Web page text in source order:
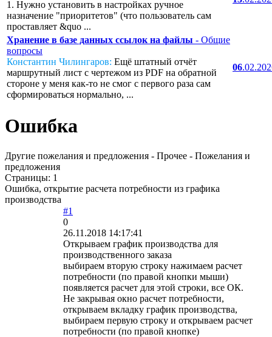
1. Нужно установить в настройках ручное
назначение "приоритетов" (что пользователь сам
проставляет &quo ...
Хранение в базе данных ссылок на файлы - Общие
вопросы
Константин Чилингаров: Ещё штатный отчёт
маршрутный лист с чертежом из PDF на обратной
стороне у меня как-то не смог с первого раза сам
сформироваться нормально, ...
06
Ошибка
Другие пожелания и предложения - Прочее - Пожелания и
предложения
Страницы: 1
Ошибка, открытие расчета потребности из графика
производства
#1
0
26.11.2018 14:17:41
Открываем график производства для
производственного заказа
выбираем вторую строку нажимаем расчет
потребности (по правой кнопки мыши)
появляется расчет для этой строки, все ОК.
Не закрывая окно расчет потребности,
открываем вкладку график производства,
выбираем первую строку и открываем расчет
потребности (по правой кнопке)